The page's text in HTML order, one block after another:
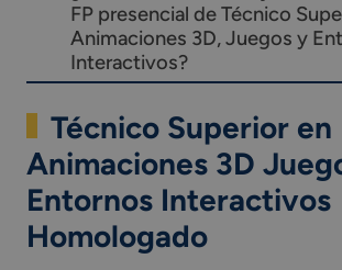
FP presencial de Técnico
Animaciones 3D, Juegos y
Interactivos?
Técnico Superior en
Animaciones 3D
Entornos Interactivos
Homologado